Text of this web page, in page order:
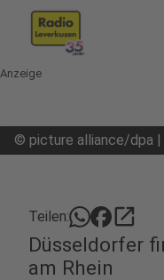
Anzeige
© picture alliance/dpa
Teilen: open_in_new
Düsseldorfer
am Rhein